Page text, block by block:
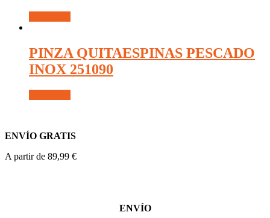
PINZA QUITAESPINAS PESCADO
INOX 251090
ENVÍO GRATIS
A partir de 89,99 €
ENVÍO